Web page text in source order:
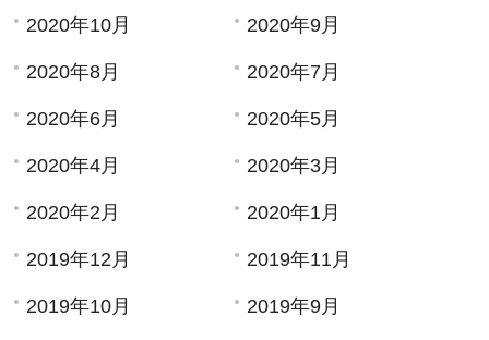
2020年10月 2020年9月
2020年8月 2020年7月
2020年6月 2020年5月
2020年4月 2020年3月
2020年2月 2020年1月
2019年12月 2019年11月
2019年10月 2019年9月